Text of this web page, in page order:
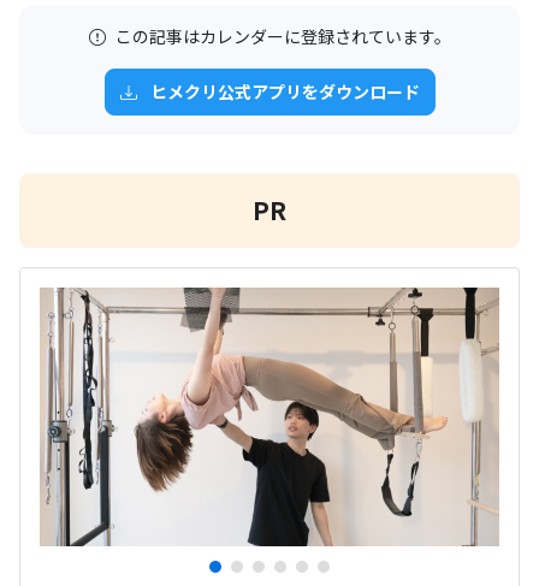
この記事はカレンダーに登録されています。
ヒメクリ公式アプリをダウンロード
PR